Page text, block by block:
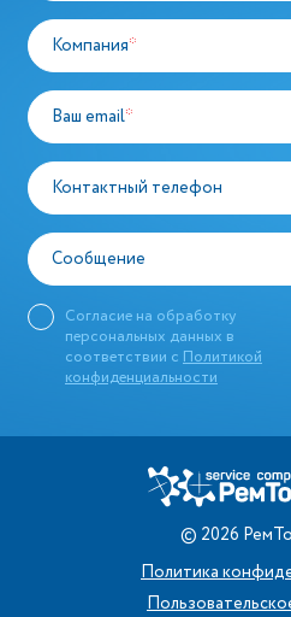
Компания*
Ваш email*
Контактный телефон
Сообщение
Согласие на обработку
персональных данных в
соответствии с Политикой
конфиденциальности
© 2026
Политика